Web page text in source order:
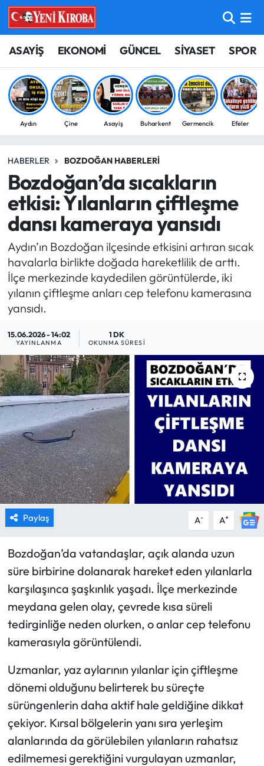
ASAYİŞ EKONOMİ GÜNCEL SİYASET SPOR
Aydın Çine Asayiş Buharkent Germencik Efeler
HABERLER BOZDOĞAN HABERLERI
Bozdoğan’da sıcakların
etkisi: Yılanların çiftleşme
dansı kameraya yansıdı
Aydın’ın Bozdoğan ilçesinde etkisini artıran sıcak
havalarla birlikte doğada hareketlilik de arttı.
İlçe merkezinde kaydedilen görüntülerde, iki
yılanın çiftleşme anları cep telefonu kamerasına
yansıdı.
15.06.2026 - 14:02
YAYINLANMA
1 DK
OKUNMA SÜRESI
Paylaş A- A+
Bozdoğan’da vatandaşlar, açık alanda uzun
süre birbirine dolanarak hareket eden yılanlarla
karşılaşınca şaşkınlık yaşadı. İlçe merkezinde
meydana gelen olay, çevrede kısa süreli
tedirginliğe neden olurken, o anlar cep telefonu
kamerasıyla görüntülendi.
Uzmanlar, yaz aylarının yılanlar için çiftleşme
dönemi olduğunu belirterek bu süreçte
sürüngenlerin daha aktif hale geldiğine dikkat
çekiyor. Kırsal bölgelerin yanı sıra yerleşim
alanlarında da görülebilen yılanların rahatsız
edilmemesi gerektiğini vurgulayan uzmanlar,
ASAYİŞ
BİLİM-TEKNOLOJİ
ÇEVRE
EĞİTİM
EKONOMİ
GÜNCEL
GÜNDEM
MAGAZİN
SAĞLIK
SİYASET
SPOR
TARIM
TURİZM
YAŞAM
RESMİ İLANLAR
HABER İLAN
Aydın Nöbetçi Eczaneler
Aydın Hava Durumu
Aydin Namaz Vakitleri
Süper Lig Puan Durumu ve Fikstür
Tüm Manşetler
Son Dakika Haberleri
Haber Arşivi